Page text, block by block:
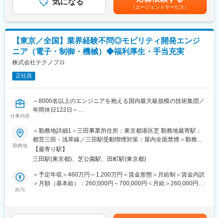
研修期間中…オンライン（ZOOM）3ヶ月～4.5ヶ月の研修です。
研修後は、取引先構内（全国）に配属となります。
■就業環境：
約10,000人のエンジニアが活躍できる環境づくりをサポートして
います。常時1,000以上のプロジェクトが稼働しており、プロジェ
クト参画率は95％以上です。全国の研修センターでは200超の研
修プログラムを用意しており、「引越費用補助」「帰省旅費補
助」「住宅補助」等の福利厚生も充実しています。配属先は、希
望勤務地を最大限考慮します。それぞれの事情をしっかり把握し
変更の範囲：会社の定める業務
・最新の自律自動システムの開発に携われる
レイヤで自身のソフトウェア技術を生かせる
・機械学習/AI/SLAM/制御工学/画像処理を駆使して自律自動システ
ムの付加価値に携われる
・メニー・マルチコア、GPUやDSPを含めたヘテロジニアス・コ
ンピューティング、ネットワークを介した分散コンピューティン
グ、ASIC/FPGA 内の専用ハードウェアにより、演算リソースをフ
ルに活用したソフトウェア開発に携われる
・ロボットや車両を管理するクラウド側ソフトとの連携システム
の開発に携われる
※リモートワーク率：全社的に70％強
■当社の魅力：
・当社は日本では数少ない自社にて組込み向けリアルタイムOSを
開発している企業となります。OS一つでファイルシステムや通信
など多岐に渡る要素を組み込んでいるため、高い技術力を身につ
・身近な製品から航空宇宙まで、あらゆる業界の最新製品の開発
を手掛けています。
業部業績に連動した決算賞与制度（1月）があります。◇社歴4
年・33歳・課長代理730万円(入社時560万円)◇社歴3年・35歳・
アシスタントプロジェクトマネージャー720万円(入社時530万円)
賃金はあくまでも目安の金額であり、選考を通じて上下する可能
性があります。月給(月額)は固定手当を含めた表記です。
気になる
（エージェントサービス）
【東京／全国】業界経験不問◎モビリティ開発エンジ
ニア（電子・制御・機械）◆福利厚生・手当充実
株式会社テクノプロ
正社員
仕事内容
～8000名以上のエンジニアを抱える国内最大級規模の技術集団／
年間休日122日～
■業務内容：
モビリティ製品に対する下記業務を行います。
（1）自動運転や電動化に対する制御ソフトや電子回路の設計開発
（2）各機能のシミュレーション
（3）1DーCAE、Hls、Milsなどのシミュレーションやテストベン
チなどに関わる開発環境構築、運用
（4）試作品試験およびリリース後製品から吸い上げたデータの活
勤務地
＜勤務地詳細1＞三田事業所住所：東京都港区芝 勤務地最寄駅：
都営三田・浅草線／三田駅受動喫煙対策：屋内全面禁煙＜勤務地
詳細2＞クライアント先（全国）住所：東京都 受動喫煙対策：屋
内全面禁煙
【最寄り駅】
三田駅(東京都)、芝公園駅、田町駅(東京都)
給与
＜予定年収＞460万円～1,200万円＜賃金形態＞月給制＜賃金内訳
＞月額（基本給）：260,000円～700,000円＜月給＞260,000円～